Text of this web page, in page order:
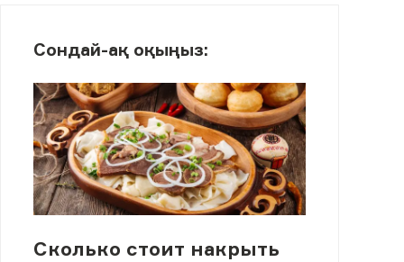
Сондай-ақ оқыңыз:
Сколько стоит накрыть